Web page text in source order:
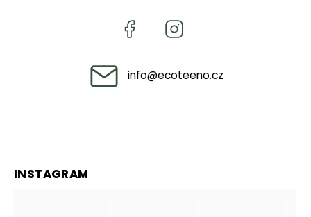
info@ecoteeno.cz
INSTAGRAM